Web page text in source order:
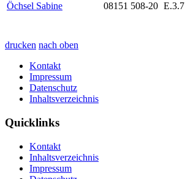
Öchsel Sabine 08151 508-20 E.3.7
drucken nach oben
Kontakt
Impressum
Datenschutz
Inhaltsverzeichnis
Quicklinks
Kontakt
Inhaltsverzeichnis
Impressum